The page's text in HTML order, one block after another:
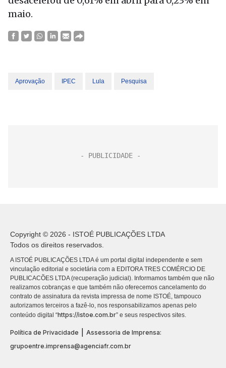
maio.
Aprovação IPEC Lula Pesquisa
Copyright © 2026 - ISTOÉ PUBLICAÇÕES LTDA
Todos os direitos reservados.
A ISTOÉ PUBLICAÇÕES LTDA é um portal digital independente e sem
vinculação editorial e societária com a EDITORA TRES COMÉRCIO DE
PUBLICACÕES LTDA (recuperação judicial). Informamos também que não
realizamos cobranças e que também não oferecemos cancelamento do
contrato de assinatura da revista impressa de nome ISTOÉ, tampouco
autorizamos terceiros a fazê-lo, nos responsabilizamos apenas pelo
conteúdo digital “https://istoe.com.br” e seus respectivos sites.
Política de Privacidade
Assessoria de Imprensa:
grupoentre.imprensa@agenciafr.com.br